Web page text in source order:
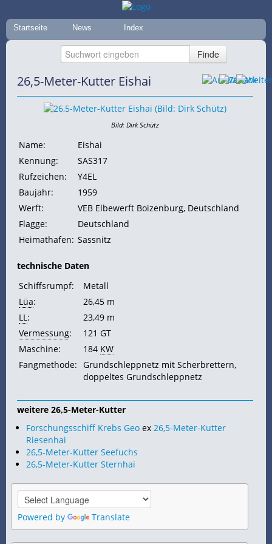
Startseite News Index
26,5-Meter-Kutter Eishai
Bild: Dirk Schütz
Name:
Eishai
Kennung:
SAS317
Rufzeichen:
Y4EL
Baujahr:
1959
Werft:
VEB Elbewerft Boizenburg, Deutschland
Flagge:
Deutschland
Heimathafen: Sassnitz
technische Daten
Schiffsrumpf:
Metall
Lüa:
26,45 m
LL:
23,49 m
Vermessung: 121 GT
Maschine:
184 KW
Fangmethode: Grundschleppnetz mit Scherbrettern,
doppeltes Grundschleppnetz
weitere 26,5-Meter-Kutter
Forschungsschiff Krebs Geo ex 26,5-Meter-Kutter
Riesenhai
26,5-Meter-Kutter Seefuchs
26,5-Meter-Kutter Sternhai
Powered by Translate